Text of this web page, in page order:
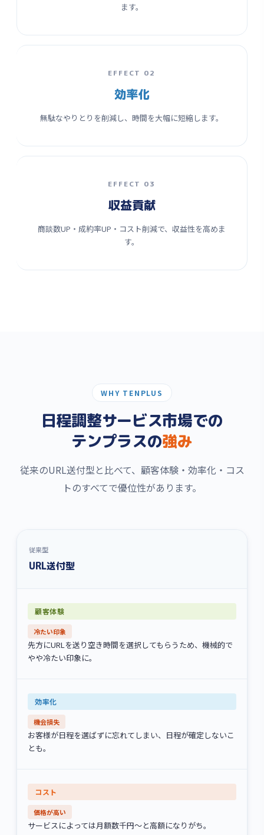
ます。
EFFECT 02
効率化
無駄なやりとりを削減し、時間を大幅に短縮します。
EFFECT 03
収益貢献
商談数UP・成約率UP・コスト削減で、収益性を高めま
す。
WHY TENPLUS
日程調整サービス市場での
テンプラスの強み
従来のURL送付型と比べて、顧客体験・効率化・コス
トのすべてで優位性があります。
従来型
URL送付型
冷たい印象
先方にURLを送り空き時間を選択してもらうため、機械的で
やや冷たい印象に。
機会損失
お客様が日程を選ばずに忘れてしまい、日程が確定しないこ
とも。
価格が高い
サービスによっては月額数千円〜と高額になりがち。